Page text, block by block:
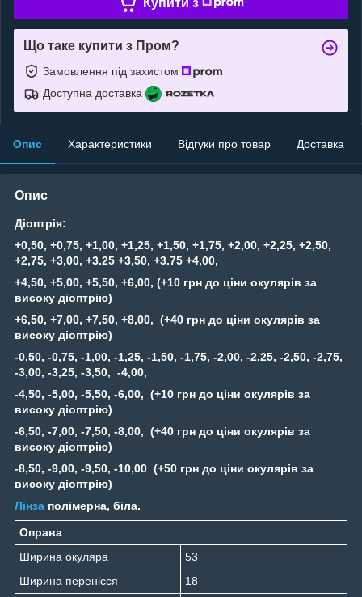
Що таке купити з Пром?
Замовлення під захистом
Доступна доставка
Опис Характеристики Відгуки про товар Доставка
Опис
Діоптрія:
+0,50, +0,75, +1,00, +1,25, +1,50, +1,75, +2,00, +2,25, +2,50,
+2,75, +3,00, +3.25 +3,50, +3.75 +4,00,
+4,50, +5,00, +5,50, +6,00, (+10 грн до ціни окулярів за
високу діоптрію)
+6,50, +7,00, +7,50, +8,00, (+40 грн до ціни окулярів за
високу діоптрію)
-0,50, -0,75, -1,00, -1,25, -1,50, -1,75, -2,00, -2,25, -2,50, -2,75,
-3,00, -3,25, -3,50, -4,00,
-4,50, -5,00, -5,50, -6,00, (+10 грн до ціни окулярів за
високу діоптрію)
-6,50, -7,00, -7,50, -8,00, (+40 грн до ціни окулярів за
високу діоптрію)
-8,50, -9,00, -9,50, -10,00 (+50 грн до ціни окулярів за
високу діоптрію)
Лінза полімерна, біла.
Оправа
Ширина окуляра
53
Ширина перенісся
18